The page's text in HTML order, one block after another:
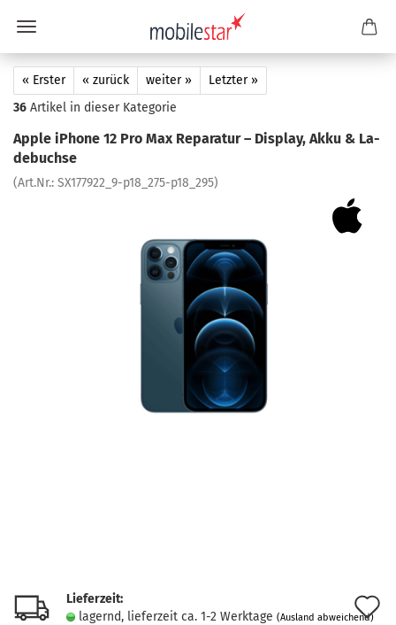
« Erster « zurück weiter »
Letzter »
36 Artikel in dieser Kategorie
Apple iPho­ne 12 Pro Max Re­pa­ra­tur – Dis­play, Akku & La­
de­buch­se
(Art.Nr.: SX177922_9-​p18_275-p18_295)
Lieferzeit:
lagernd, lieferzeit ca. 1-2 Werktage (Ausland abweichend)